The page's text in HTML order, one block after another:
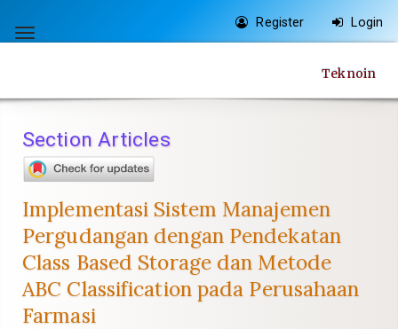
jump
content
Navigation
Main
Sidebar
Toggle
Register Login
Teknoin
Section Articles
Implementasi Sistem Manajemen
Pergudangan dengan Pendekatan
Class Based Storage dan Metode
ABC Classification pada Perusahaan
Farmasi